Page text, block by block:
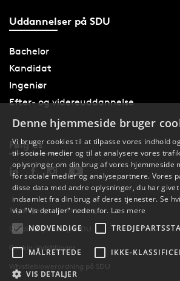
Uddannelser på SDU
Bachelor
Kandidat
Ingeniør
Efter- og videreuddannelse
Følg os
Tilgængelighedserklæring
Databeskyttelse på SDU
Cookie-indstillinger
Whistleblowerordning på SDU
Denne hjemmeside bruger
Vi bruger cookies til at tilpasse vores indhold
til sociale medier og til at analysere vores
oplysninger om din brug af vores hjemmeside
for sociale medier og analysepartnere. Vores
disse data med andre oplysninger, du har
indsamlet fra din brug af deres tjenester. Se
via "Vis detaljer" neden for. Læs mere
NØDVENDIGE
MÅLRETTEDE IKKE-
VIS DETALJER